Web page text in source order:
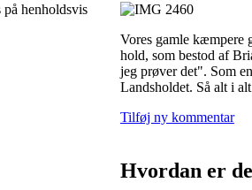
henholdsvis
Vores gamle kæmpere
hold, som bestod af
jeg prøver det". Som
Landsholdet. Så alt i
Tilføj ny kommentar
Hvordan er